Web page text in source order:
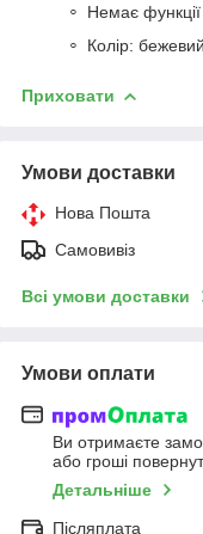
Немає
Колір: бежевий
Приховати
Умови доставки
Нова Пошта
Самовивіз
Всі умови доставки
Умови оплати
Ви отримаєте
або гроші
Детальніше
Післяплата